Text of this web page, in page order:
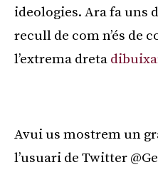
ideologies. Ara fa uns
recull de com n’és de
l’extrema dreta
Avui us mostrem un
l’usuari de Twitter